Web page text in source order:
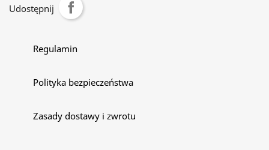
Udostępnij
Regulamin
Polityka bezpieczeństwa
Zasady dostawy i zwrotu